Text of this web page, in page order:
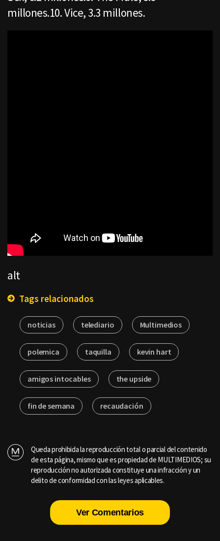
millones.10. Vice, 3.3 millones.
alt
Tags relacionados
noticias telediario Multimedios
polemica taquilla kevin hart
amigos intocables the upside
fin de semana recaudación
Queda prohibida la reproducción total o parcial del contenido
de esta página, mismo que es propiedad de MULTIMEDIOS; su
reproducción no autorizada constituye una infracción y un
delito de conformidad con las leyes aplicables.
Ver Comentarios